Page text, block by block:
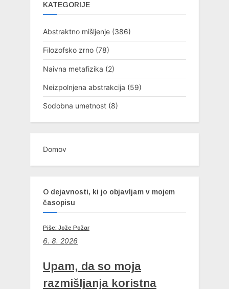
KATEGORIJE
Abstraktno mišljenje (386)
Filozofsko zrno (78)
Naivna metafizika (2)
Neizpolnjena abstrakcija (59)
Sodobna umetnost (8)
Domov
O dejavnosti, ki jo objavljam v mojem
časopisu
Piše: Jože Požar
6. 8. 2026
Upam, da so moja
razmišljanja koristna